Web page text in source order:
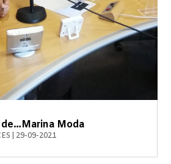
Moda
29-09-2021